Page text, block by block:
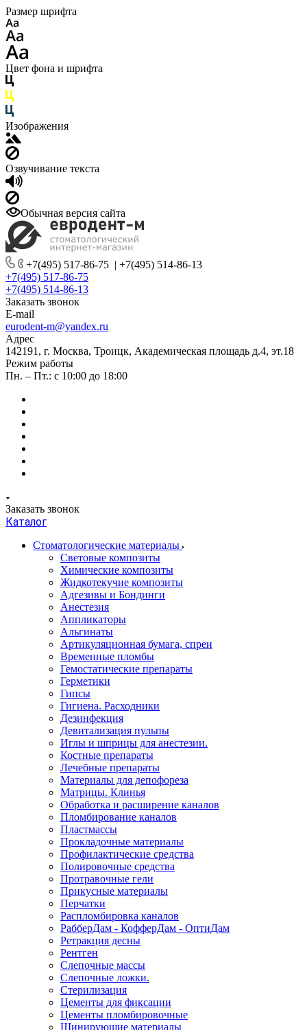
Размер шрифта
Цвет фона и шрифта
Изображения
Озвучивание текста
Обычная версия сайта
+7(495) 517-86-75 | +7(495) 514-86-13
+7(495) 517-86-75
+7(495) 514-86-13
Заказать звонок
E-mail
eurodent-m@yandex.ru
Адрес
142191, г. Москва, Троицк, Академическая площадь д.4, эт.18
Режим работы
Пн. – Пт.: с 10:00 до 18:00
Заказать звонок
Каталог
Стоматологические материалы
Световые композиты
Химические композиты
Жидкотекучие композиты
Адгезивы и Бондинги
Анестезия
Аппликаторы
Альгинаты
Артикуляционная бумага, спреи
Временные пломбы
Гемостатические препараты
Герметики
Гипсы
Гигиена. Расходники
Дезинфекция
Девитализация пульпы
Иглы и шприцы для анестезии.
Костные препараты
Лечебные препараты
Материалы для депофореза
Матрицы. Клинья
Обработка и расширение каналов
Пломбирование каналов
Пластмассы
Прокладочные материалы
Профилактические средства
Полировочные средства
Протравочные гели
Прикусные материалы
Перчатки
Распломбировка каналов
РабберДам - КофферДам - ОптиДам
Ретракция десны
Рентген
Слепочные массы
Слепочные ложки.
Стерилизация
Цементы для фиксации
Цементы пломбировочные
Шинирующие материалы